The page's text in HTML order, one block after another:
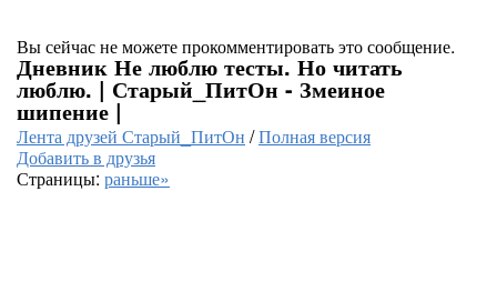
Вы сейчас не можете прокомментировать это сообщение.
Дневник Не люблю тесты. Но читать
люблю. | Старый_ПитОн - Змеиное
шипение |
Лента друзей Старый_ПитОн /Полная версия
Добавить в друзья
Страницы: раньше»